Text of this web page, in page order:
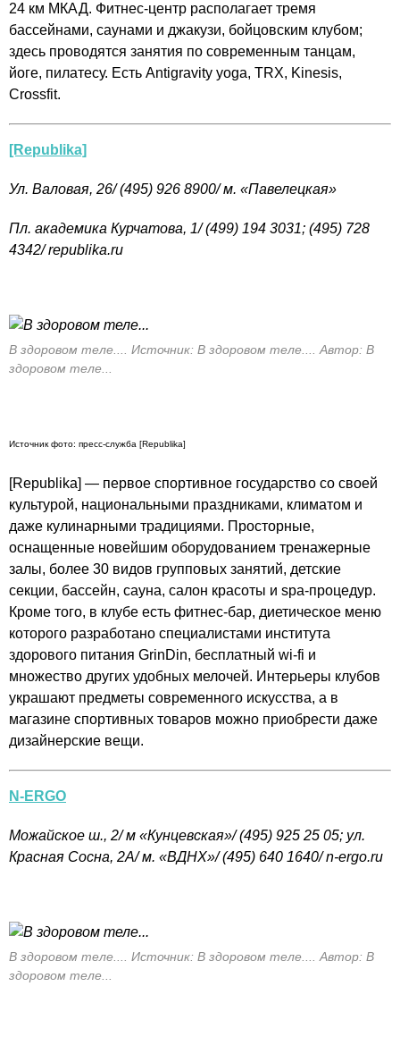
24 км МКАД. Фитнес-центр располагает тремя
бассейнами, саунами и джакузи, бойцовским клубом;
здесь проводятся занятия по современным танцам,
йоге, пилатесу. Есть Antigravity yoga, TRX, Kinesis,
Crossfit.
[Republika]
Ул. Валовая, 26/ (495) 926 8900/ м. «Павелецкая»
Пл. академика Курчатова, 1/ (499) 194 3031; (495) 728
4342/republika.ru
В здоровом теле.... Источник: В здоровом теле.... Автор: В
здоровом теле...
Источник фото: пресс-служба [Republika]
[Republika] — первое спортивное государство со своей
культурой, национальными праздниками, климатом и
даже кулинарными традициями. Просторные,
оснащенные новейшим оборудованием тренажерные
залы, более 30 видов групповых занятий, детские
секции, бассейн, сауна, салон красоты и spa-процедур.
Кроме того, в клубе есть фитнес-бар, диетическое меню
которого разработано специалистами института
здорового питания GrinDin, бесплатный wi-fi и
множество других удобных мелочей. Интерьеры клубов
украшают предметы современного искусства, а в
магазине спортивных товаров можно приобрести даже
дизайнерские вещи.
N-ERGO
Можайское ш., 2/ м «Кунцевская»/(495) 925 25 05; ул.
Красная Сосна, 2А/ м. «ВДНХ»/(495) 640 1640/n-ergo.ru
В здоровом теле.... Источник: В здоровом теле.... Автор: В
здоровом теле...